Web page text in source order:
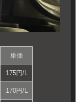
単価
175円/L
170円/L